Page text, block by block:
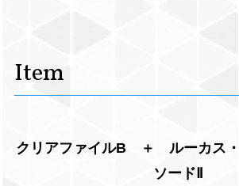
Item
クリアファイルB ＋ ルーカス
ソードⅡ